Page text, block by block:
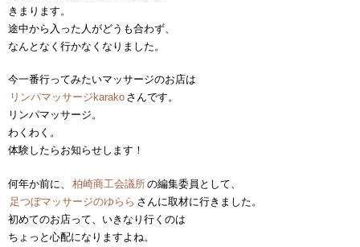
きまります。
途中から入った人がどうも合わず、
なんとなく行かなくなりました。
今一番行ってみたいマッサージのお店は
リンパマッサージkarako さんです。
リンパマッサージ。
わくわく。
体験したらお知らせします！
何年か前に、 柏崎商工会議所の編集委員として、
足つぼマッサージのゆらら さんに取材に行きました。
初めてのお店って、いきなり行くのは
ちょっと心配になりますよね。